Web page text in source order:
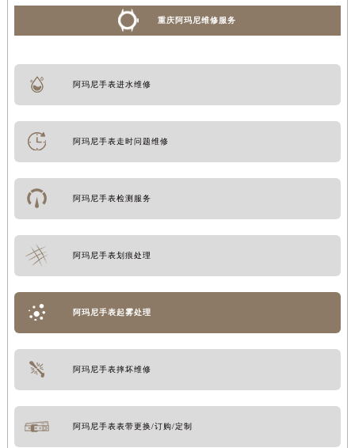
重庆阿玛尼维修服务
阿玛尼手表进水维修
阿玛尼手表走时问题维修
阿玛尼手表检测服务
阿玛尼手表划痕处理
阿玛尼手表起雾处理
阿玛尼手表摔坏维修
阿玛尼手表表带更换/订购/定制